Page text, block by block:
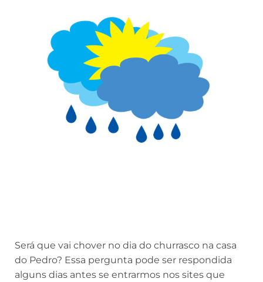
Será que vai chover no dia do churrasco na casa
do Pedro? Essa pergunta pode ser respondida
alguns dias antes se entrarmos nos sites que